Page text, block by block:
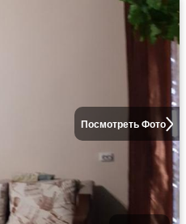
Посмотреть Фото